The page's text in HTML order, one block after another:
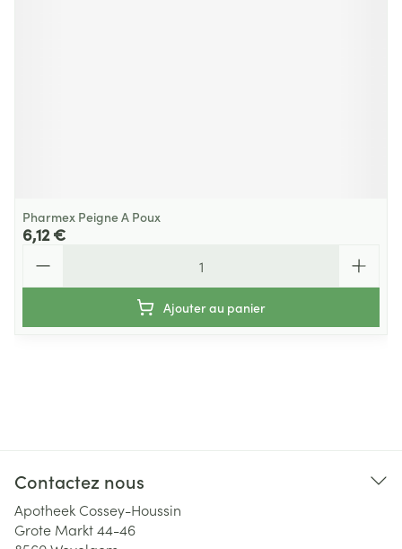
Pharmex Peigne A Poux
6,12 €
Ajouter au panier
Contactez nous
Apotheek Cossey-Houssin
Grote Markt 44-46